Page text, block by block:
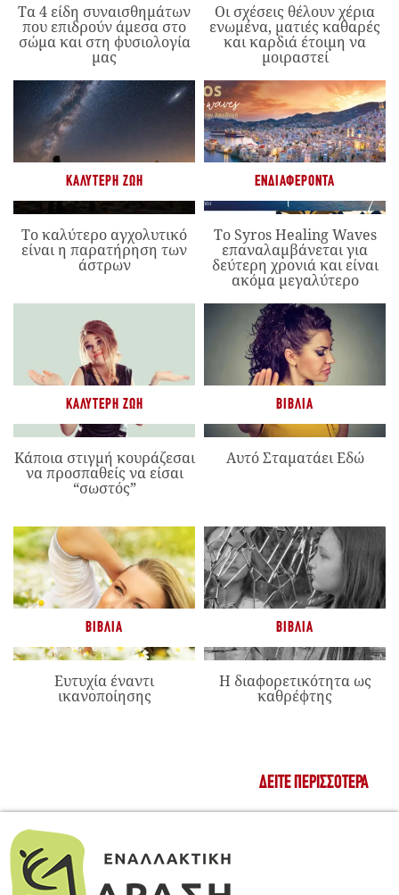
Τα 4 είδη συναισθημάτων
που επιδρούν άμεσα στο
σώμα και στη φυσιολογία
μας
Οι σχέσεις θέλουν χέρια
ενωμένα, ματιές καθαρές
και καρδιά έτοιμη να
μοιραστεί
ΚΑΛΎΤΕΡΗ ΖΩΉ
Το καλύτερο αγχολυτικό
είναι η παρατήρηση των
άστρων
ΕΝΔΙΑΦΈΡΟΝΤΑ
Το Syros Healing Waves
επαναλαμβάνεται για
δεύτερη χρονιά και είναι
ακόμα μεγαλύτερο
ΚΑΛΎΤΕΡΗ ΖΩΉ
Κάποια στιγμή κουράζεσαι
να προσπαθείς να είσαι
“σωστός”
ΒΙΒΛΊΑ
Αυτό Σταματάει Εδώ
ΒΙΒΛΊΑ
Ευτυχία έναντι
ικανοποίησης
ΒΙΒΛΊΑ
Η διαφορετικότητα ως
καθρέφτης
ΔΕΊΤΕ ΠΕΡΙΣΣΌΤΕΡΑ